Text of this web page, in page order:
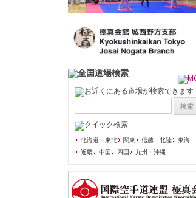
北海道・東北 関東 信越・北陸
東海
近畿
中国 四国 九州・沖縄